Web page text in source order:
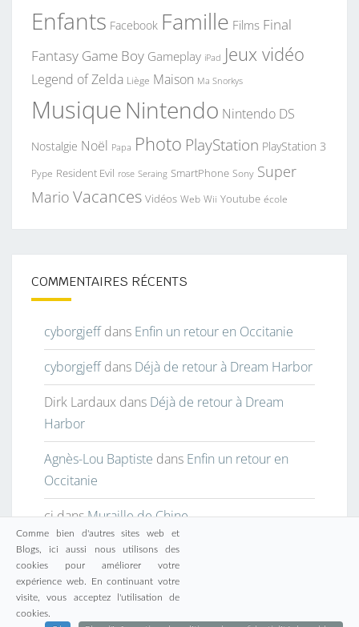
Enfants Facebook Famille Films Final
Fantasy Game Boy Gameplay iPad Jeux vidéo
Legend of Zelda Liège Maison Ma Snorkys
MusiqueNintendo Nintendo DS
Nostalgie Noël Papa Photo PlayStation PlayStation 3
Pype Resident Evil rose Seraing SmartPhone Sony Super
Mario Vacances Vidéos Web Wii Youtube école
COMMENTAIRES RÉCENTS
cyborgjeffdans Enfin un retour en Occitanie
cyborgjeffdans Déjà de retour à Dream Harbor
Dirk Lardaux dans Déjà de retour à Dream
Harbor
Agnès-Lou Baptiste dans Enfin un retour en
Occitanie
cjdansMuraille de Chine
© 2026 Fièrement propulsé par
Comme bien d'autres sites web et
Blogs, ici aussi nous utilisons des
cookies pour améliorer votre
expérience web. En continuant votre
visite, vous acceptez l'utilisation de
cookies.